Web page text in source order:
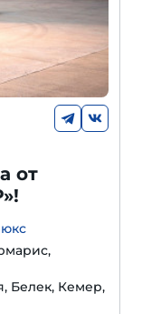
от
Белек, Кемер,